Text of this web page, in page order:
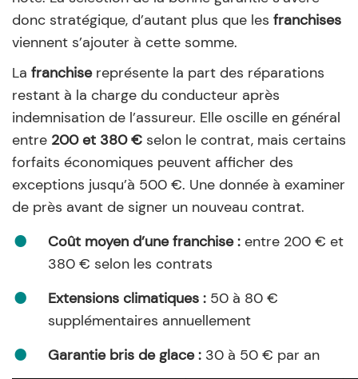
donc stratégique, d’autant plus que les franchises
viennent s’ajouter à cette somme.
La franchisereprésente la part des réparations
restant à la charge du conducteur après
indemnisation de l’assureur. Elle oscille en général
entre 200 et 380 € selon le contrat, mais certains
forfaits économiques peuvent afficher des
exceptions jusqu’à 500 €. Une donnée à examiner
de près avant de signer un nouveau contrat.
Coût moyen d’une franchise : entre 200 € et
380 € selon les contrats
Extensions climatiques : 50 à 80 €
supplémentaires annuellement
Garantie bris de glace : 30 à 50 € par an